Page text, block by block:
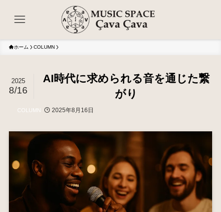
ホーム COLUMN
AI時代に求められる音を通じた繋
がり
2025
8/16
COLUMN 2025年8月16日